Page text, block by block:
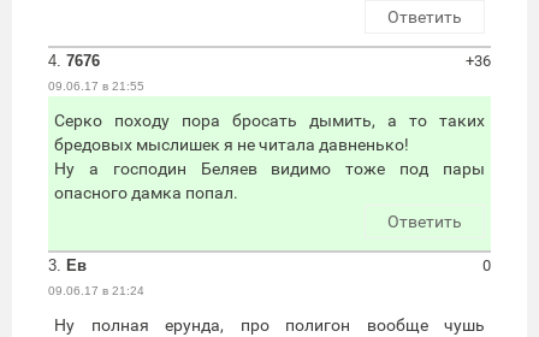
Ответить
4. 7676
09.06.17 в 21:55
+36
Серко походу пора бросать дымить, а то таких
бредовых мыслишек я не читала давненько!
Ну а господин Беляев видимо тоже под пары
опасного дамка попал.
Ответить
3. Ев
09.06.17 в 21:24
0
Ну полная ерунда, про полигон вообще чушь